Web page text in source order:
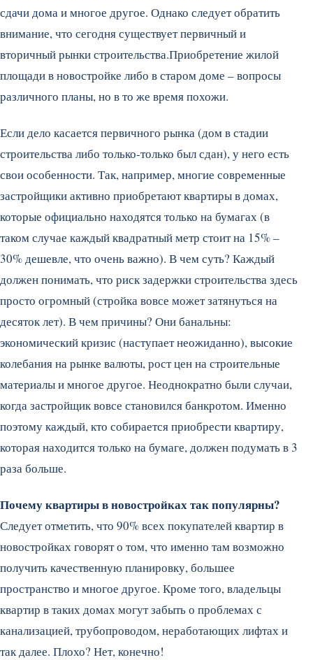
сдачи дома и многое другое. Однако следует обратить
внимание, что сегодня существует первичный и
вторичный рынки строительства.Приобретение жилой
площади в новостройке либо в старом доме – вопросы
различного планы, но в то же время похожи.
Если дело касается первичного рынка (дом в стадии
строительства либо только-только был сдан), у него есть
свои особенности. Так, например, многие современные
застройщики активно приобретают квартиры в домах,
которые официально находятся только на бумагах (в
таком случае каждый квадратный метр стоит на 15% –
30% дешевле, что очень важно). В чем суть? Каждый
должен понимать, что риск задержки строительства здесь
просто огромный (стройка вовсе может затянуться на
десяток лет). В чем причины? Они банальны:
экономический кризис (наступает неожиданно), высокие
колебания на рынке валюты, рост цен на строительные
материалы и многое другое. Неоднократно были случаи,
когда застройщик вовсе становился банкротом. Именно
поэтому каждый, кто собирается приобрести квартиру,
которая находится только на бумаге, должен подумать в 3
раза больше.
Почему квартиры в новостройках так популярны?
Следует отметить, что 90% всех покупателей квартир в
новостройках говорят о том, что именно там возможно
получить качественную планировку, большее
пространство и многое другое. Кроме того, владельцы
квартир в таких домах могут забыть о проблемах с
канализацией, трубопроводом, неработающих лифтах и
так далее. Плохо? Нет, конечно!